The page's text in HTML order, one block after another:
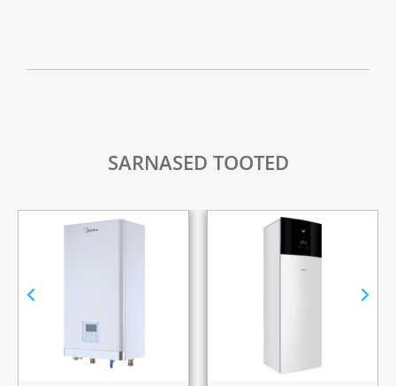
SARNASED TOOTED
230L